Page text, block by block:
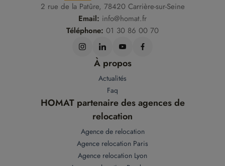
2 rue de la Patûre, 78420 Carrière-sur-Seine
Email: info@homat.fr
Téléphone: 01 30 86 00 70
À propos
Actualités
Faq
HOMAT partenaire des agences de
relocation
Agence de relocation
Agence relocation Paris
Agence relocation Lyon